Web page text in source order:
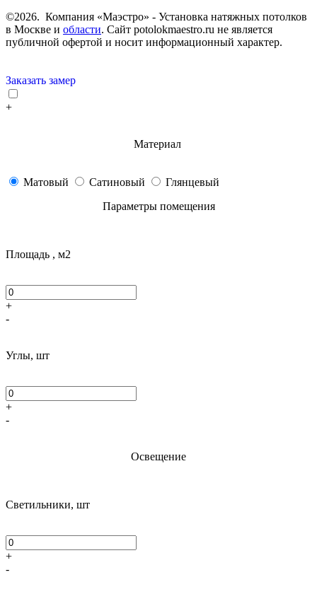
©2026. Компания «Маэстро» - Установка натяжных потолков
в Москве и области. Сайт potolokmaestro.ru не является
публичной офертой и носит информационный характер.
Заказать замер
+
Материал
Матовый Сатиновый
Глянцевый
Параметры помещения
Площадь , м2
+
-
Углы, шт
+
-
Освещение
Светильники, шт
+
-